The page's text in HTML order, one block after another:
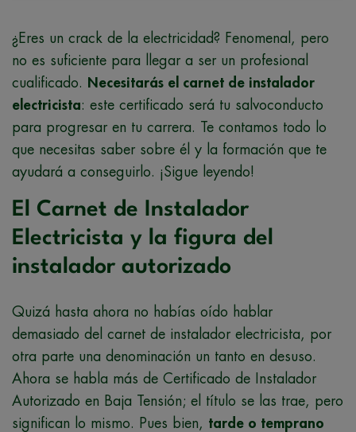
¿Eres un crack de la electricidad? Fenomenal, pero
no es suficiente para llegar a ser un profesional
cualificado.
Necesitarás el carnet de instalador
electricista: este certificado será tu salvoconducto
para progresar en tu carrera. Te contamos todo lo
que necesitas saber sobre él y la formación que te
ayudará a conseguirlo. ¡Sigue leyendo!
El Carnet de Instalador
Electricista y la figura del
instalador autorizado
Quizá hasta ahora no habías oído hablar
demasiado del carnet de instalador electricista, por
otra parte una denominación un tanto en desuso.
Ahora se habla más de Certificado de Instalador
Autorizado en Baja Tensión; el título se las trae, pero
significan lo mismo. Pues bien, tarde o temprano